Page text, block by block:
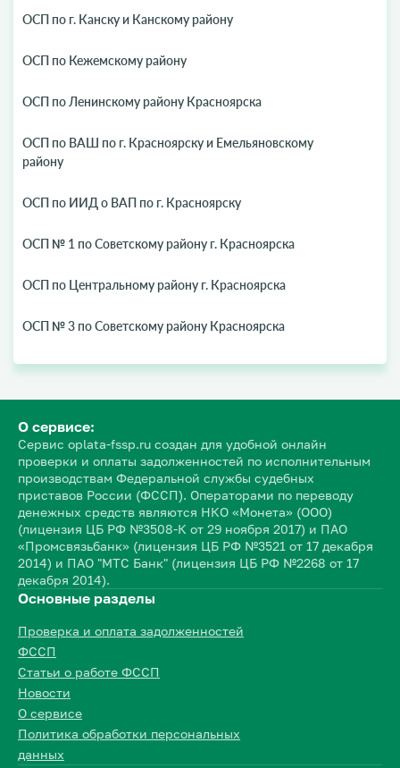
ОСП по г. Канску и Канскому району
ОСП по Кежемскому району
ОСП по Ленинскому району Красноярска
ОСП по ВАШ по г. Красноярску и Емельяновскому
району
ОСП по ИИД о ВАП по г. Красноярску
ОСП № 1 по Советскому району г. Красноярска
ОСП по Центральному району г. Красноярска
ОСП № 3 по Советскому району Красноярска
О сервисе:
Сервис oplata-fssp.ru создан для удобной онлайн
проверки и оплаты задолженностей по исполнительным
производствам Федеральной службы судебных
приставов России (ФССП). Операторами по переводу
денежных средств являются НКО «Монета» (ООО)
(лицензия ЦБ РФ №3508-К от 29 ноября 2017) и ПАО
«Промсвязьбанк» (лицензия ЦБ РФ №3521 от 17 декабря
2014) и ПАО "МТС Банк" (лицензия ЦБ РФ №2268 от 17
декабря 2014).
Основные разделы
Проверка и оплата задолженностей
ФССП
Статьи о работе ФССП
Новости
О сервисе
Политика обработки персональных
данных